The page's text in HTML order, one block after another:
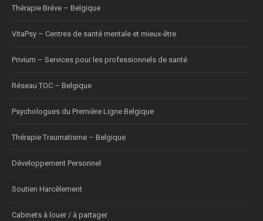
Thérapie Bréve – Belgique
VitaPsy – Centres de santé mentale et mieux-être
Privium – Services pour les professionnels de santé
Réseau TOC – Belgique
Psychologues du Première Ligne Belgique
Thérapie Traumatisme – Belgique
Développement Personnel
Soutien Harcèlement
Cabinets à louer / à partager